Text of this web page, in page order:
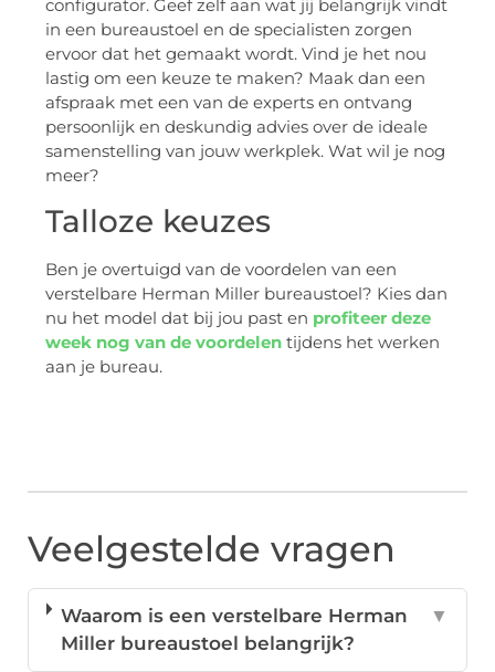
configurator. Geef zelf aan wat jij belangrijk vindt
in een bureaustoel en de specialisten zorgen
ervoor dat het gemaakt wordt. Vind je het nou
lastig om een keuze te maken? Maak dan een
afspraak met een van de experts en ontvang
persoonlijk en deskundig advies over de ideale
samenstelling van jouw werkplek. Wat wil je nog
meer?
Talloze keuzes
Ben je overtuigd van de voordelen van een
verstelbare Herman Miller bureaustoel? Kies dan
nu het model dat bij jou past en profiteer deze
week nog van de voordelen tijdens het werken
aan je bureau.
Veelgestelde vragen
Waarom is een verstelbare Herman
Miller bureaustoel belangrijk?
▼